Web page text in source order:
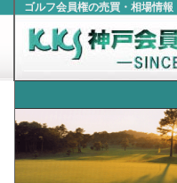
ゴルフ会員権の売買・相場情